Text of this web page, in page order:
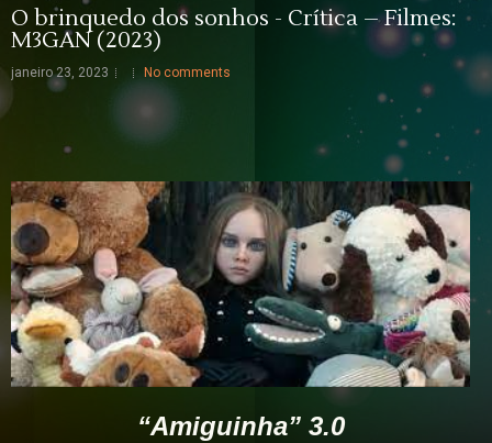
O brinquedo dos sonhos - Crítica – Filmes:
M3GAN (2023)
janeiro 23, 2023 No comments
“Amiguinha” 3.0